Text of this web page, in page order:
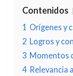
Contenidos
1 Orígenes y
2 Logros y
3 Momentos
4 Relevancia